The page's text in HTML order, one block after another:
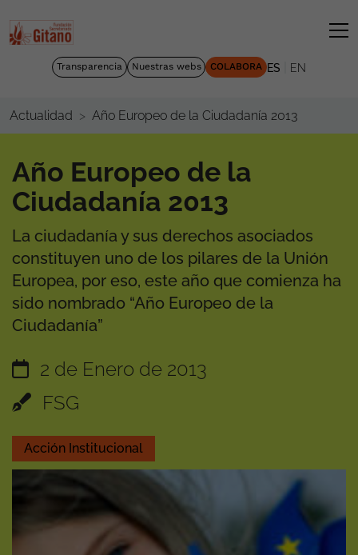
Transparencia Nuestras webs COLABORA ES EN
Actualidad Año Europeo de la Ciudadanía 2013
Año Europeo de la
Ciudadanía 2013
La ciudadanía y sus derechos asociados
constituyen uno de los pilares de la Unión
Europea, por eso, este año que comienza ha
sido nombrado “Año Europeo de la
Ciudadanía”
2 de Enero de 2013
FSG
Acción Institucional